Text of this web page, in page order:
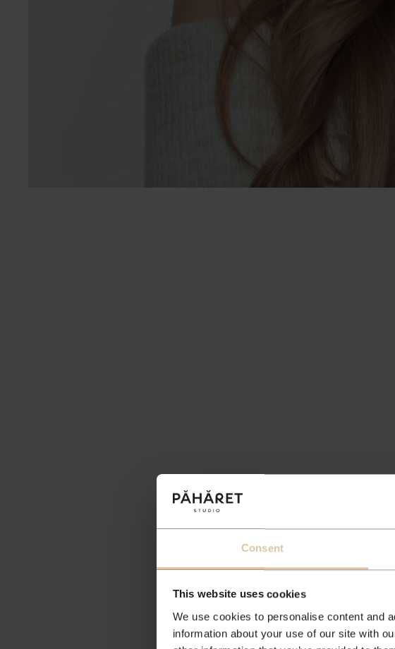
Consent
This website uses cookies
We use cookies to personalise content and
information about your use of our site with